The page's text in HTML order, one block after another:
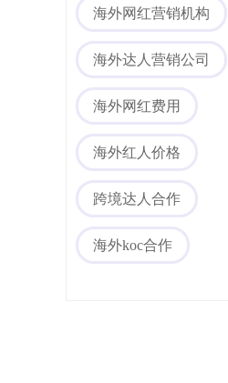
海外社媒代运营
海外网红营销机构
海外达人营销公司
海外网红费用
海外红人价格
跨境达人合作
海外koc合作